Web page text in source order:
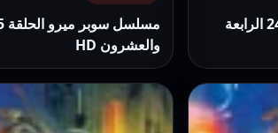
مسلسل سوبر ميرو الحلقة 24 الرابعة
والعشرون HD